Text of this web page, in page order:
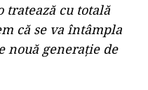
tratează cu totală
că se va întâmpla
nouă generație de